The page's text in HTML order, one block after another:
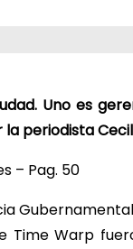
Uno es
periodista
– Pag. 50
Time Warp